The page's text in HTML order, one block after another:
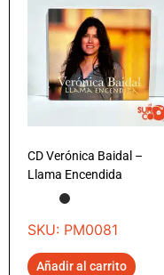
CD Verónica Baidal –
Llama Encendida
SKU: PM0081
Añadir al carrito